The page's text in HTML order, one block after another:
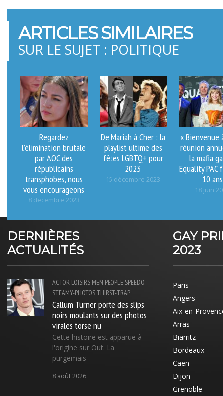
ARTICLES SIMILAIRES
SUR LE SUJET : POLITIQUE
Regardez
l’élimination brutale
par AOC des
républicains
transphobes, nous
vous encourageons
8 décembre 2023
De Mariah à Cher : la
playlist ultime des
fêtes LGBTQ+ pour
2023
15 décembre 2023
« Bienvenue
réunion
la mafia
Equality PAC
10 ans
18 juin
DERNIÈRES
ACTUALITÉS
ACTOR LOISIRS MEN PEOPLE SPEEDO
STEAMY-PHOTOSTHIRST-TRAP
Callum Turner porte des slips
noirs moulants sur des photos
virales torse nu
Cette histoire est apparue à
l'origine sur Out. La
purgemais
8 août 2026
GAY
2023
Paris
Angers
Aix-en-
Arras
Biarritz
Bordeaux
Caen
Dijon
Grenoble